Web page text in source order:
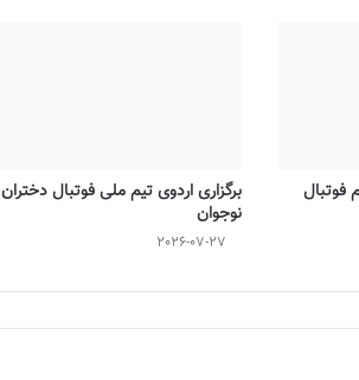
فوتبال
برگزاری اردوی تیم ملی فوتبال دختران
نوجوان
2026-07-27